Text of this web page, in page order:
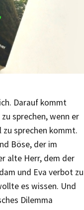
Darauf kommt
sprechen, wenn er
sprechen kommt.
Böse, der im
alte Herr, dem der
und Eva verbot zu
es wissen. Und
Dilemma